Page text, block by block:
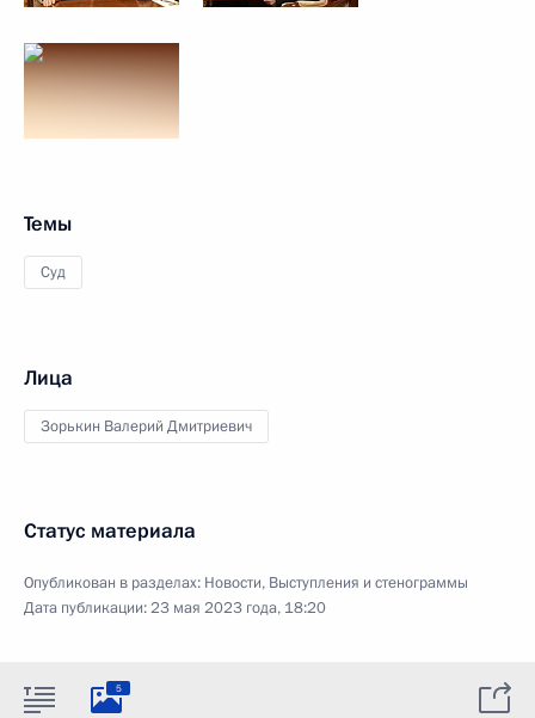
Темы
Суд
Лица
Зорькин Валерий Дмитриевич
Статус материала
Опубликован в разделах: Новости, Выступления и стенограммы
Дата публикации:23 мая 2023 года, 18:20
5